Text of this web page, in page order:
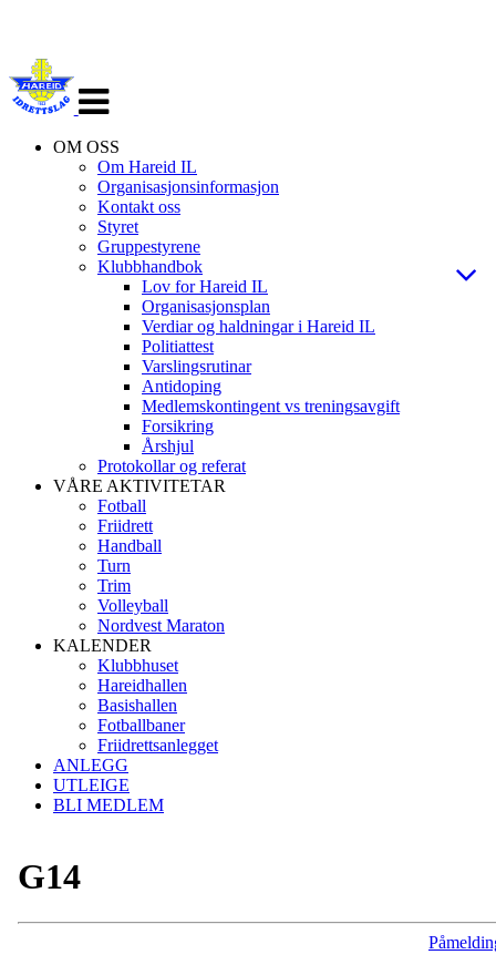
navigasjon
OM OSS
Om Hareid IL
Organisasjonsinformasjon
Kontakt oss
Styret
Gruppestyrene
Klubbhandbok
Lov for Hareid IL
Organisasjonsplan
Verdiar og haldningar i Hareid IL
Politiattest
Varslingsrutinar
Antidoping
Medlemskontingent vs treningsavgift
Forsikring
Årshjul
Protokollar og referat
VÅRE AKTIVITETAR
Fotball
Friidrett
Handball
Turn
Trim
Volleyball
Nordvest Maraton
KALENDER
Klubbhuset
Hareidhallen
Basishallen
Fotballbaner
Friidrettsanlegget
ANLEGG
UTLEIGE
BLI MEDLEM
G14